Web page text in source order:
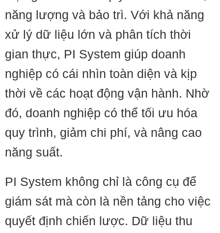
năng lượng và bảo trì. Với khả năng
xử lý dữ liệu lớn và phân tích thời
gian thực, PI System giúp doanh
nghiệp có cái nhìn toàn diện và kịp
thời về các hoạt động vận hành. Nhờ
đó, doanh nghiệp có thể tối ưu hóa
quy trình, giảm chi phí, và nâng cao
năng suất.
PI System không chỉ là công cụ để
giám sát mà còn là nền tảng cho việc
quyết định chiến lược. Dữ liệu thu